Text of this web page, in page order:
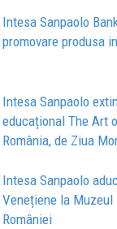
Intesa Sanpaolo
promovare produsa
Intesa Sanpaolo
educațional The Art
România, de Ziua
Intesa Sanpaolo
Venețiene la
României